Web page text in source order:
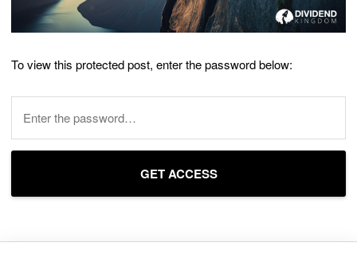
To view this protected post, enter the password below: